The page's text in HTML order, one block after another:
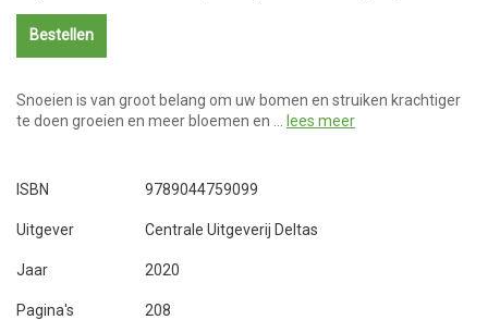
Bestellen
Snoeien is van groot belang om uw bomen en struiken krachtiger
te doen groeien en meer bloemen en …
lees meer
ISBN 9789044759099
Uitgever Centrale Uitgeverij Deltas
Jaar 2020
Pagina's 208